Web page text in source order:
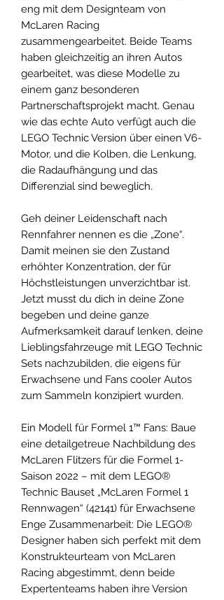
eng mit dem Designteam von
McLaren Racing
zusammengearbeitet. Beide Teams
haben gleichzeitig an ihren Autos
gearbeitet, was diese Modelle zu
einem ganz besonderen
Partnerschaftsprojekt macht. Genau
wie das echte Auto verfügt auch die
LEGO Technic Version über einen V6-
Motor, und die Kolben, die Lenkung,
die Radaufhängung und das
Differenzial sind beweglich.
Geh deiner Leidenschaft nach
Rennfahrer nennen es die „Zone“.
Damit meinen sie den Zustand
erhöhter Konzentration, der für
Höchstleistungen unverzichtbar ist.
Jetzt musst du dich in deine Zone
begeben und deine ganze
Aufmerksamkeit darauf lenken, deine
Lieblingsfahrzeuge mit LEGO Technic
Sets nachzubilden, die eigens für
Erwachsene und Fans cooler Autos
zum Sammeln konzipiert wurden.
Ein Modell für Formel 1™ Fans: Baue
eine detailgetreue Nachbildung des
McLaren Flitzers für die Formel 1-
Saison 2022 – mit dem LEGO®
Technic Bauset „McLaren Formel 1
Rennwagen“ (42141) für Erwachsene
Enge Zusammenarbeit: Die LEGO®
Designer haben sich perfekt mit dem
Konstrukteurteam von McLaren
Racing abgestimmt, denn beide
Expertenteams haben ihre Version